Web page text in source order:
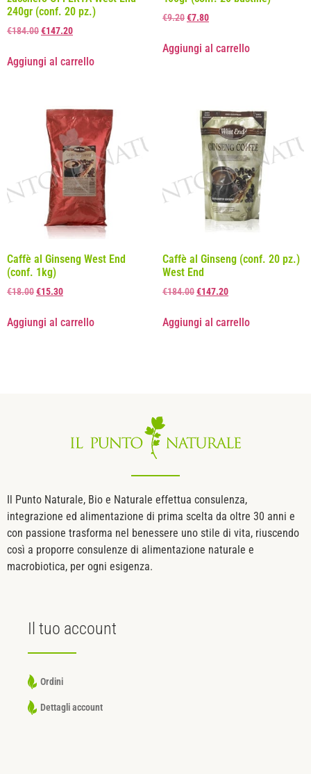
240gr (conf. 20 pz.)
€184.00€147.20
Aggiungi al carrello
€9.20€7.80
Aggiungi al carrello
Caffè al Ginseng West End
(conf. 1kg)
€18.00€15.30
Aggiungi al carrello
Caffè al Ginseng (conf. 20 pz.)
West End
€184.00€147.20
Aggiungi al carrello
Il Punto Naturale, Bio e Naturale effettua consulenza,
integrazione ed alimentazione di prima scelta da oltre 30 anni e
con passione trasforma nel benessere uno stile di vita, riuscendo
così a proporre consulenze di alimentazione naturale e
macrobiotica, per ogni esigenza.
Il tuo account
Ordini
Dettagli account